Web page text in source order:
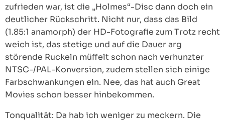
zufrieden war, ist die „Holmes“-Disc dann doch ein
deutlicher Rückschritt. Nicht nur, dass das Bild
(1.85:1 anamorph) der HD-Fotografie zum Trotz recht
weich ist, das stetige und auf die Dauer arg
störende Ruckeln müffelt schon nach verhunzter
NTSC-/PAL-Konversion, zudem stellen sich einige
Farbschwankungen ein. Nee, das hat auch Great
Movies schon besser hinbekommen.
Tonqualität: Da hab ich weniger zu meckern. Die